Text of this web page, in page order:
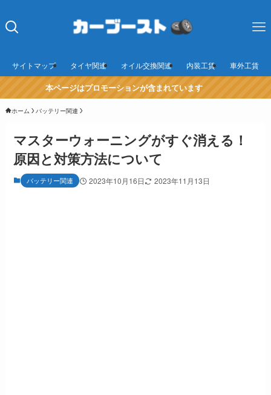
サイトマップ タイヤ関連 オイル交換関連 内装工賃 車外工賃
本ページはプロモーションが含まれています
ホーム バッテリー関連
マスターウォーニングがすぐ消える！
原因と対策方法について
バッテリー関連 2023年10月16日 2023年11月13日